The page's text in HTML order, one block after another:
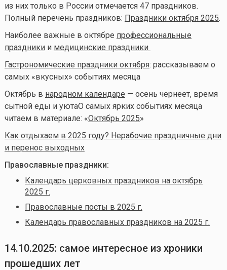
из них только в России отмечается 47 праздников.
Полный перечень праздников: Праздники октября 2025.
Наиболее важные в октябре профессиональные
праздникии медицинские праздники
Гастрономические праздники октября: рассказываем о
самых «вкусных» событиях месяца
Октябрь в народном календаре — осень чернеет, время
сытной еды и уютаО самых ярких событиях месяца
читаем в материале: «Октябрь 2025»
Как отдыхаем в 2025 году? Нерабочие праздничные дни
и перенос выходных
Православные праздники:
Календарь церковных праздников на октябрь
2025 г.
Православные посты в 2025 г.
Календарь православных праздников на 2025 г.
14.10.2025: самое интересное из хроники
прошедших лет